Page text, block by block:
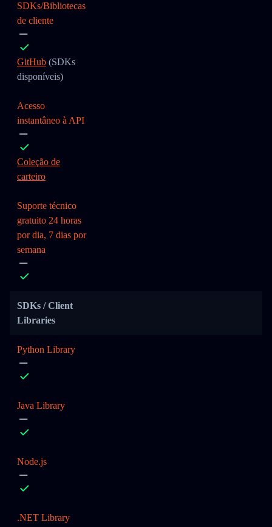
SDKs/Bibliotecas
de cliente
GitHub (SDKs
disponíveis)
Acesso
instantâneo à API
Coleção de
carteiro
Suporte técnico
gratuito 24 horas
por dia, 7 dias por
semana
SDKs / Client
Libraries
Python Library
Java Library
Node.js
.NET Library